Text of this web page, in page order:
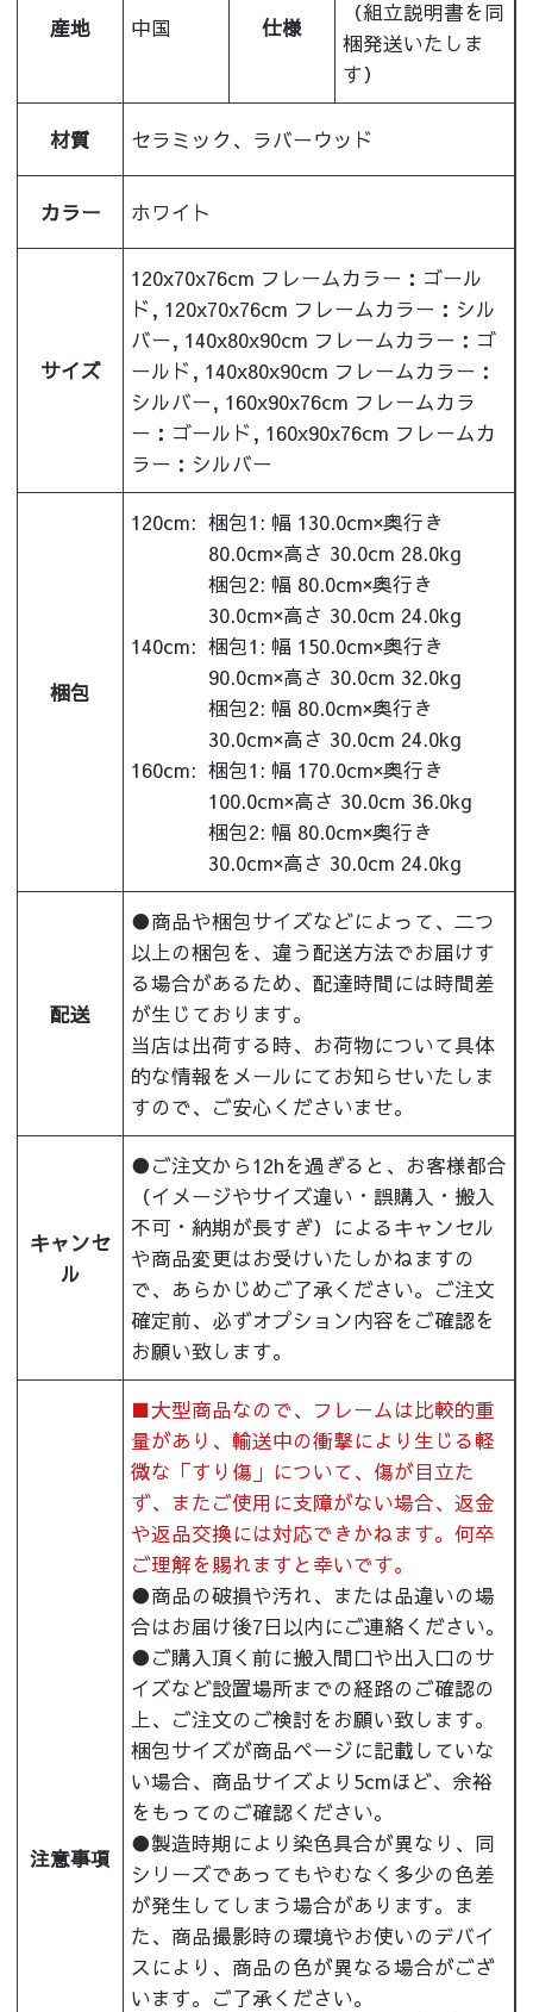
産地 中国 仕様
（組立説明書を同
梱発送いたしま
す）
材質 セラミック、ラバーウッド
カラー ホワイト
サイズ
120x70x76cm フレームカラー：ゴール
ド, 120x70x76cm フレームカラー：シル
バー, 140x80x90cm フレームカラー：ゴ
ールド, 140x80x90cm フレームカラー：
シルバー, 160x90x76cm フレームカラ
ー：ゴールド, 160x90x76cm フレームカ
ラー：シルバー
梱包
120cm: 梱包1: 幅 130.0cm×奥行き
80.0cm×高さ 30.0cm 28.0kg
梱包2: 幅 80.0cm×奥行き
30.0cm×高さ 30.0cm 24.0kg
140cm: 梱包1: 幅 150.0cm×奥行き
90.0cm×高さ 30.0cm 32.0kg
梱包2: 幅 80.0cm×奥行き
30.0cm×高さ 30.0cm 24.0kg
160cm: 梱包1: 幅 170.0cm×奥行き
100.0cm×高さ 30.0cm 36.0kg
梱包2: 幅 80.0cm×奥行き
30.0cm×高さ 30.0cm 24.0kg
配送
●商品や梱包サイズなどによって、二つ
以上の梱包を、違う配送方法でお届けす
る場合があるため、配達時間には時間差
が生じております。
当店は出荷する時、お荷物について具体
的な情報をメールにてお知らせいたしま
すので、ご安心くださいませ。
キャンセ
ル
●ご注文から12hを過ぎると、お客様都合
（イメージやサイズ違い・誤購入・搬入
不可・納期が長すぎ）によるキャンセル
や商品変更はお受けいたしかねますの
で、あらかじめご了承ください。ご注文
確定前、必ずオプション内容をご確認を
お願い致します。
注意事項
■大型商品なので、フレームは比較的重
量があり、輸送中の衝撃により生じる軽
微な「すり傷」について、傷が目立た
ず、またご使用に支障がない場合、返金
や返品交換には対応できかねます。何卒
ご理解を賜れますと幸いです。
●商品の破損や汚れ、または品違いの場
合はお届け後7日以内にご連絡ください。
●ご購入頂く前に搬入間口や出入口のサ
イズなど設置場所までの経路のご確認の
上、ご注文のご検討をお願い致します。
梱包サイズが商品ページに記載していな
い場合、商品サイズより5cmほど、余裕
をもってのご確認ください。
●製造時期により染色具合が異なり、同
シリーズであってもやむなく多少の色差
が発生してしまう場合があります。ま
た、商品撮影時の環境やお使いのデバイ
スにより、商品の色が異なる場合がござ
います。ご了承ください。